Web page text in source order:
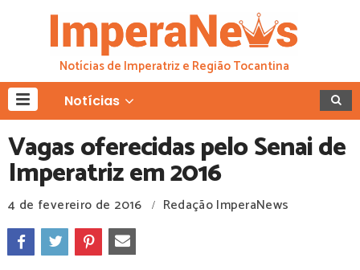
Notícias de Imperatriz e Região Tocantina
Notícias
Vagas oferecidas pelo Senai de
Imperatriz em 2016
4 de fevereiro de 2016 / Redação ImperaNews